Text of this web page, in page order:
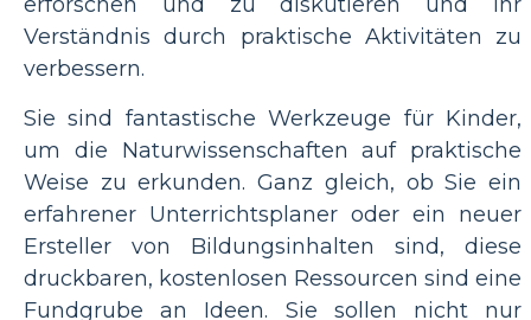
Verständnis durch praktische Aktivitäten zu
verbessern.
Sie sind fantastische Werkzeuge für Kinder,
um die Naturwissenschaften auf praktische
Weise zu erkunden. Ganz gleich, ob Sie ein
erfahrener Unterrichtsplaner oder ein neuer
Ersteller von Bildungsinhalten sind, diese
druckbaren, kostenlosen Ressourcen sind eine
Fundgrube an Ideen. Sie sollen nicht nur